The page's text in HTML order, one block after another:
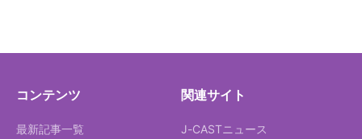
コンテンツ
最新記事一覧
関連サイト
J-CASTニュース